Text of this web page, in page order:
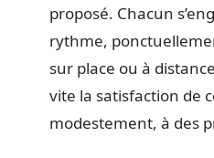
proposé. Chacun
rythme,
sur place ou à
vite la satisfaction de
modestement, à des